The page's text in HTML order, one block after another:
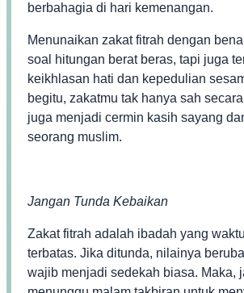
berbahagia di hari kemenangan.
Menunaikan zakat fitrah dengan
soal hitungan berat beras, tapi juga
keikhlasan hati dan kepedulian
begitu, zakatmu tak hanya sah
juga menjadi cermin kasih sayang
seorang muslim.
Jangan Tunda Kebaikan
Zakat fitrah adalah ibadah yang
terbatas. Jika ditunda, nilainya
wajib menjadi sedekah biasa. Maka,